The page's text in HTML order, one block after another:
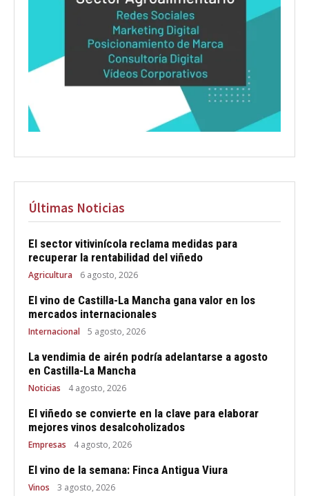
Últimas Noticias
El sector vitivinícola reclama medidas para
recuperar la rentabilidad del viñedo
Agricultura 6 agosto, 2026
El vino de Castilla-La Mancha gana valor en los
mercados internacionales
Internacional 5 agosto, 2026
La vendimia de airén podría adelantarse a agosto
en Castilla-La Mancha
Noticias 4 agosto, 2026
El viñedo se convierte en la clave para elaborar
mejores vinos desalcoholizados
Empresas 4 agosto, 2026
El vino de la semana: Finca Antigua Viura
Vinos 3 agosto, 2026